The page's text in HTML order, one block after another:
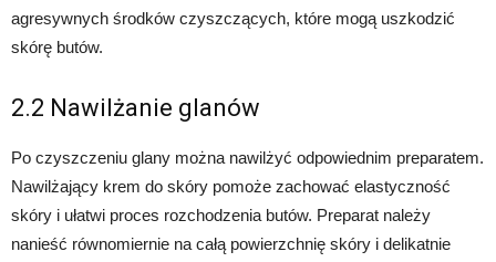
agresywnych środków czyszczących, które mogą uszkodzić
skórę butów.
2.2 Nawilżanie glanów
Po czyszczeniu glany można nawilżyć odpowiednim preparatem.
Nawilżający krem do skóry pomoże zachować elastyczność
skóry i ułatwi proces rozchodzenia butów. Preparat należy
nanieść równomiernie na całą powierzchnię skóry i delikatnie